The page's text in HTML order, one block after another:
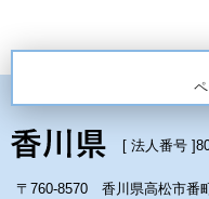
[ 法人番号 ]
〒760-8570 香川県高松市番